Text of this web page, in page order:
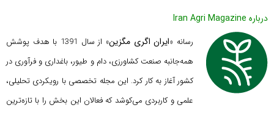
درباره Iran Agri Magazine
رسانه «ایران اگری مگزین
» از سال 1391 با هدف پوشش
همه‌جانبه صنعت کشاورزی، دام و طیور، باغداری و فرآوری در
کشور آغاز به کار کرد. این مجله تخصصی با رویکردی تحلیلی،
علمی و کاربردی می‌کوشد که فعالان این بخش را با تازه‌ترین